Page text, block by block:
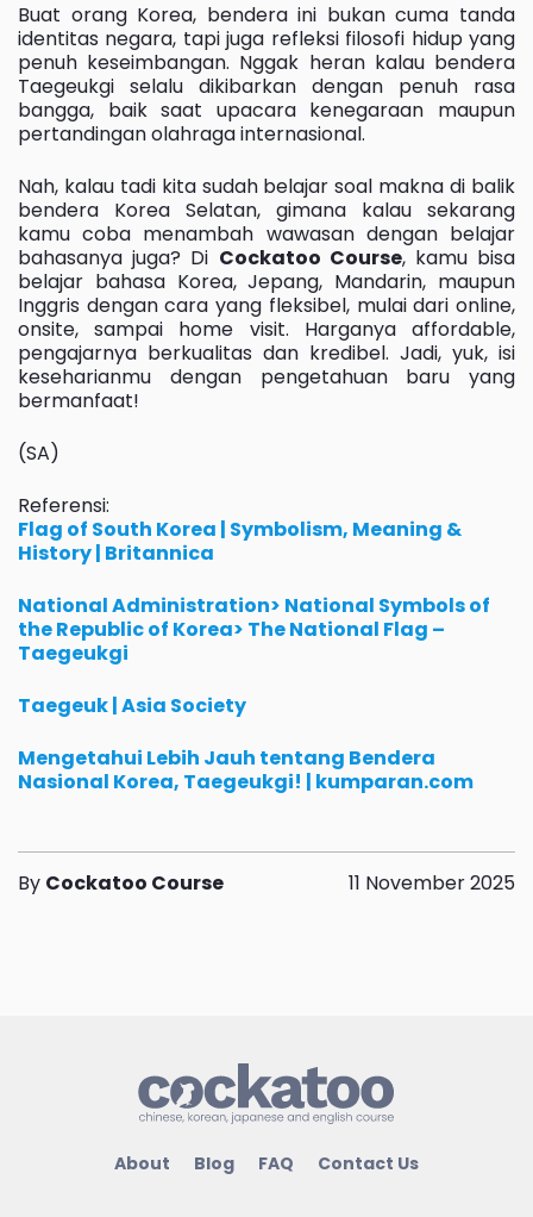
Buat orang Korea, bendera ini bukan cuma tanda
identitas negara, tapi juga refleksi filosofi hidup yang
penuh keseimbangan. Nggak heran kalau bendera
Taegeukgi selalu dikibarkan dengan penuh rasa
bangga, baik saat upacara kenegaraan maupun
pertandingan olahraga internasional.
Nah, kalau tadi kita sudah belajar soal makna di balik
bendera Korea Selatan, gimana kalau sekarang
kamu coba menambah wawasan dengan belajar
bahasanya juga? Di Cockatoo Course, kamu bisa
belajar bahasa Korea, Jepang, Mandarin, maupun
Inggris dengan cara yang fleksibel, mulai dari online,
onsite, sampai home visit. Harganya affordable,
pengajarnya berkualitas dan kredibel. Jadi, yuk, isi
keseharianmu dengan pengetahuan baru yang
bermanfaat!
(SA)
Referensi:
Flag of South Korea | Symbolism, Meaning &
History | Britannica
National Administration> National Symbols of
the Republic of Korea> The National Flag –
Taegeukgi
Taegeuk | Asia Society
Mengetahui Lebih Jauh tentang Bendera
Nasional Korea, Taegeukgi! | kumparan.com
By Cockatoo Course 11 November 2025
Korea Kursus Bahasa Jepang Kursus
Bahasa Inggris Les Bahasa Mandarin Les
Bahasa Korea Les Bahasa Jepang Les
Bahasa Inggris Belajar Bahasa
Mandarin Belajar Bahasa Korea Belajar
About Blog FAQ Contact Us